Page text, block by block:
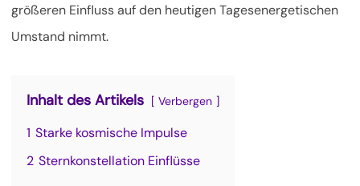
größeren Einfluss auf den heutigen Tagesenergetischen
Umstand nimmt.
Inhalt des Artikels Verbergen
1 Starke kosmische Impulse
2 Sternkonstellation Einflüsse